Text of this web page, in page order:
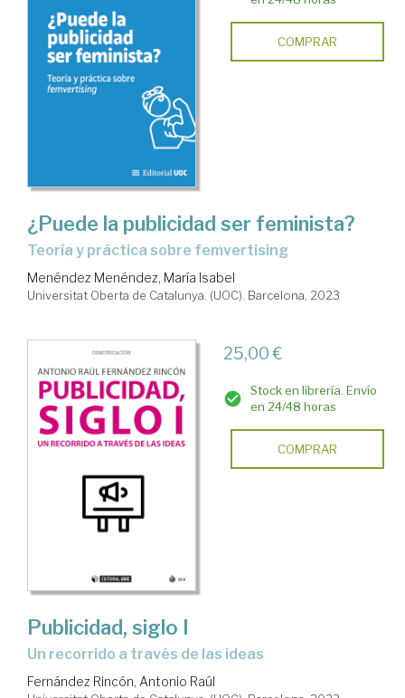
COMPRAR
¿Puede la publicidad ser feminista?
teoría y práctica sobre femvertising
Menéndez Menéndez, María Isabel
Universitat Oberta de Catalunya. (UOC). Barcelona, 2023
25,00 €
Stock en librería. Envío
en 24/48 horas
COMPRAR
Publicidad, siglo I
un recorrido a través de las ideas
Fernández Rincón, Antonio Raúl